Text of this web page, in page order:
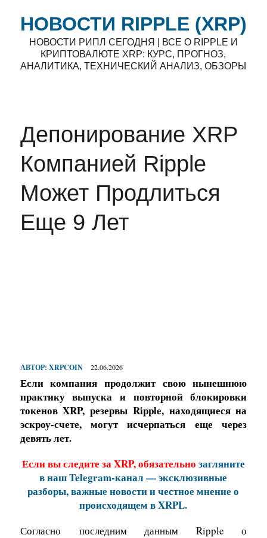
НОВОСТИ RIPPLE (XRP)
НОВОСТИ РИПЛ СЕГОДНЯ | ВСЕ О RIPPLE И
КРИПТОВАЛЮТЕ XRP: КУРС, ПРОГНОЗ,
АНАЛИТИКА, ТЕХНИЧЕСКИЙ АНАЛИЗ, ОБЗОРЫ
Депонирование XRP
Компанией Ripple
Может Продлиться
Еще 9 Лет
АВТОР: XRPCOIN 22.06.2026
Если компания продолжит свою нынешнюю
практику выпуска и повторной блокировки
токенов XRP, резервы Ripple, находящиеся на
эскроу-счете, могут исчерпаться еще через
девять лет.
Если вы следите за XRP, обязательно загляните
в наш Telegram-канал — эксклюзивные
разборы, важные новости и честное мнение о
происходящем в XRPL.
Согласно последним данным Ripple о